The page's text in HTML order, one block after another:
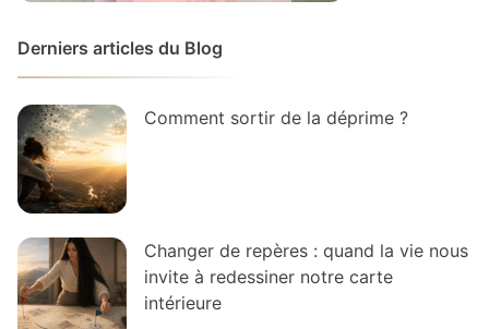
Derniers articles du Blog
Comment sortir de la déprime ?
Changer de repères : quand la vie nous
invite à redessiner notre carte
intérieure